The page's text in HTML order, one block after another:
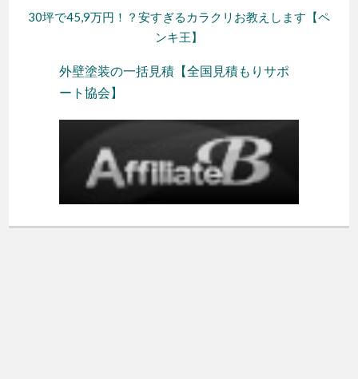
30坪で45,9万円！？安すぎるカラクリお教えします【ペ
ンキ王】
外壁塗装の一括見積【全国見積もりサポ
ート協会】